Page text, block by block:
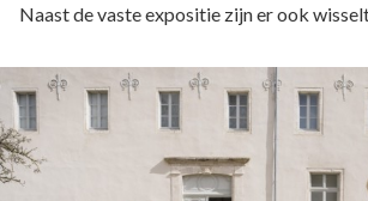
Naast de vaste expositie zijn er ook